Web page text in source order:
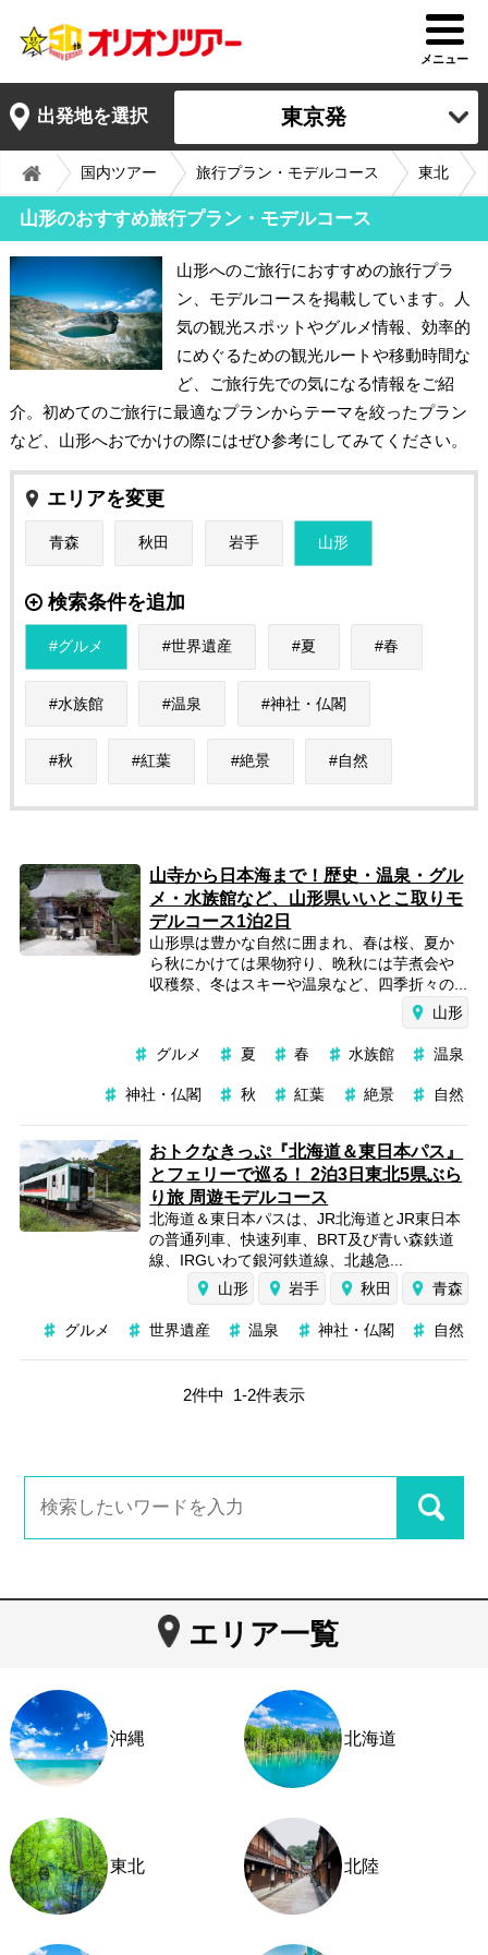
メニュー
出発地を選択 東京発
国内ツアー 旅行プラン・モデルコース 東北
山形のおすすめ旅行プラン・モデルコース
山形へのご旅行におすすめの旅行プラ
ン、モデルコースを掲載しています。人
気の観光スポットやグルメ情報、効率的
にめぐるための観光ルートや移動時間な
ど、ご旅行先での気になる情報をご紹
介。初めてのご旅行に最適なプランからテーマを絞ったプラン
など、山形へおでかけの際にはぜひ参考にしてみてください。
エリアを変更
青森 秋田 岩手 山形
検索条件を追加
グルメ 世界遺産 夏 春
水族館 温泉 神社・仏閣
秋 紅葉 絶景 自然
山寺から日本海まで！歴史・温泉・グル
メ・水族館など、山形県いいとこ取りモ
デルコース1泊2日
山形県は豊かな自然に囲まれ、春は桜、夏か
ら秋にかけては果物狩り、晩秋には芋煮会や
収穫祭、冬はスキーや温泉など、四季折々の...
山形
グルメ 夏 春 水族館 温泉
神社・仏閣 秋 紅葉 絶景 自然
おトクなきっぷ『北海道＆東日本パス』
とフェリーで巡る！ 2泊3日東北5県ぶら
り旅 周遊モデルコース
北海道＆東日本パスは、JR北海道とJR東日本
の普通列車、快速列車、BRT及び青い森鉄道
線、IRGいわて銀河鉄道線、北越急...
山形
岩手 秋田 青森
グルメ 世界遺産 温泉 神社・仏閣 自然
2件中 1-2件表示
エリア一覧
沖縄 北海道
東北 北陸